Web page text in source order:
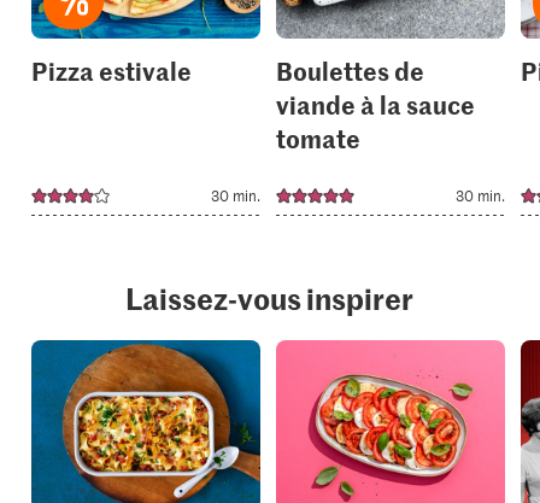
Pizza estivale
30 min.
Boulettes de
viande à la sauce
tomate
30 min.
Laissez-vous inspirer